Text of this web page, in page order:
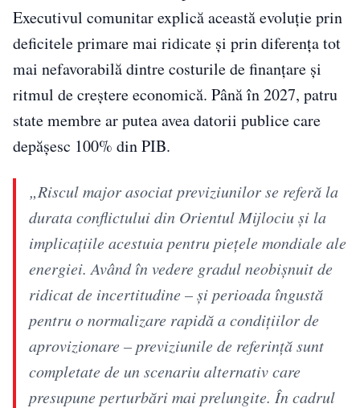
Executivul comunitar explică această evoluţie prin
deficitele primare mai ridicate şi prin diferenţa tot
mai nefavorabilă dintre costurile de finanţare şi
ritmul de creştere economică. Până în 2027, patru
state membre ar putea avea datorii publice care
depăşesc 100% din PIB.
„Riscul major asociat previziunilor se referă la
durata conflictului din Orientul Mijlociu şi la
implicaţiile acestuia pentru pieţele mondiale ale
energiei. Având în vedere gradul neobişnuit de
ridicat de incertitudine – şi perioada îngustă
pentru o normalizare rapidă a condiţiilor de
aprovizionare – previziunile de referinţă sunt
completate de un scenariu alternativ care
presupune perturbări mai prelungite. În cadrul